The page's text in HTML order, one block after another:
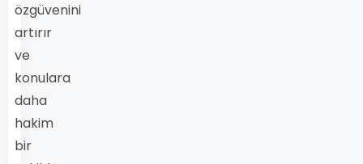
özgüvenini
artırır
ve
konulara
daha
hakim
bir